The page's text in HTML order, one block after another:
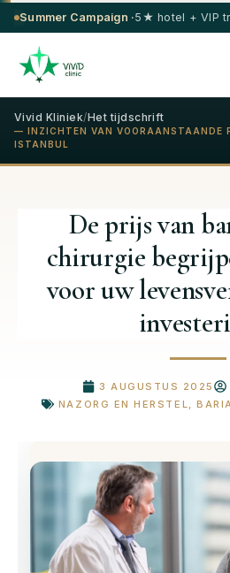
Summer Campaign ·
Vivid Kliniek/Het tijdschrift
— INZICHTEN VAN VOORAANSTAANDE
ISTANBUL
De prijs van
chirurgie
voor uw
3 AUGUSTUS 2025
NAZORG EN HERSTEL,